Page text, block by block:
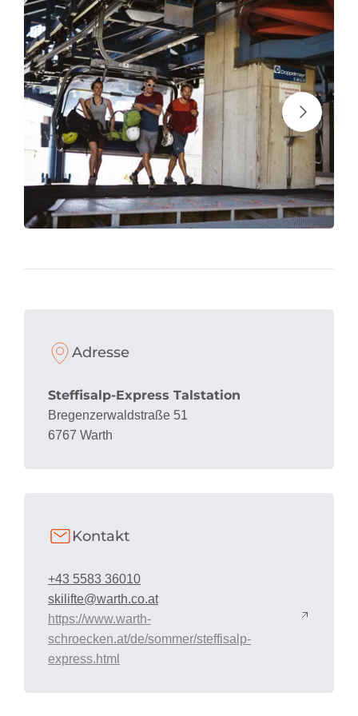
Adresse
Steffisalp-Express Talstation
Bregenzerwaldstraße 51
6767 Warth
Kontakt
+43 5583 36010
skilifte@warth.co.at
https://www.warth-
schroecken.at/de/sommer/steffisalp-
express.html